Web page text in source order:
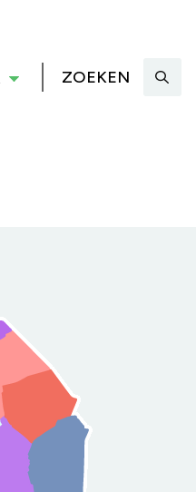
ZOEKEN